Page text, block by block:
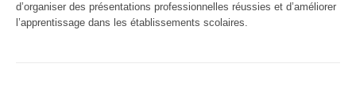
d’organiser des présentations professionnelles réussies et d’améliorer
l’apprentissage dans les établissements scolaires.